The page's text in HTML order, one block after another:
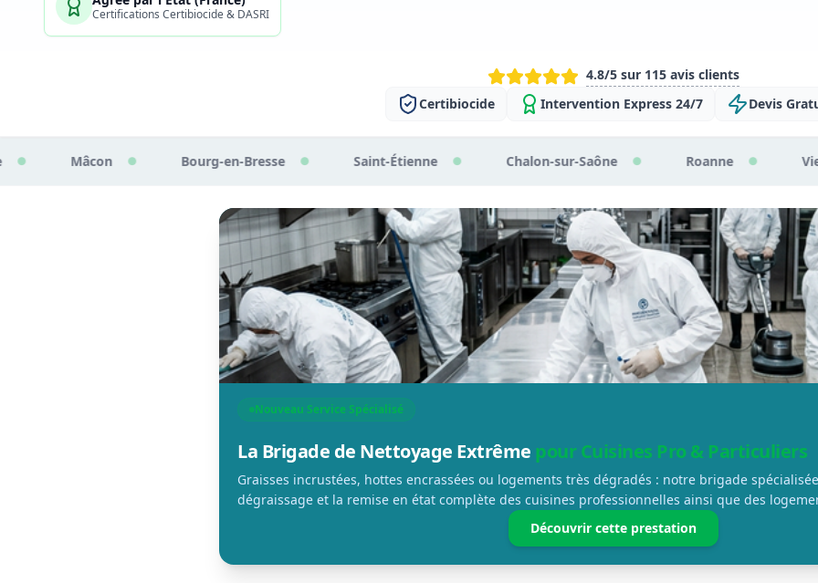
Certifications Certibiocide & DASRI
4.8/5 sur 115 avis clients
Certibiocide
Intervention Express 24/7 Devis
● Bourg-en-Bresse ● Saint-Étienne Chalon-sur-Saône ● Roanne ● Vienne ●
Nouveau Service Spécialisé
La Brigade de Nettoyage Extrême pour Cuisines Pro & Particuliers
Graisses incrustées, hottes encrassées ou logements très dégradés : notre brigade
dégraissage et la remise en état complète des cuisines professionnelles ainsi que des
Découvrir cette prestation